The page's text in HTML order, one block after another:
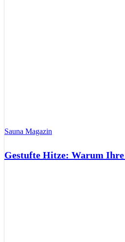
Sauna Magazin
Gestufte Hitze: Warum Ihre